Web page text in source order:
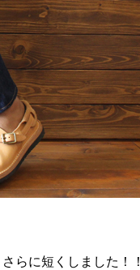
らに短くしました！！